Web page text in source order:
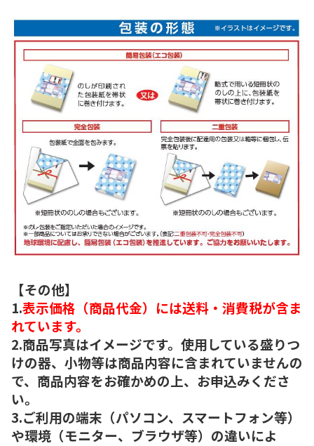
【その他】
1.表示価格（商品代金）には送料・消費税が含ま
れています。
2.商品写真はイメージです。使用している盛りつ
けの器、小物等は商品内容に含まれていませんの
で、商品内容をお確かめの上、お申込みくださ
い。
3.ご利用の端末（パソコン、スマートフォン等）
や環境（モニター、ブラウザ等）の違いによ